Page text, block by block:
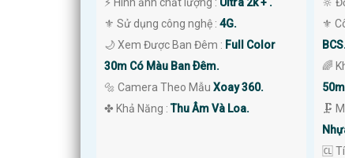
⚜️ Sử dụng công nghệ : 4G.
🌙 Xem Được Ban Đêm : Full Color
30m Có Màu Ban Ðêm.
🔩 Camera Theo Mẫu Xoay 360.
️✤ Khả Năng :Thu Âm Và Loa.
⚜️
BCS.
🌈
🗜️
️🆑